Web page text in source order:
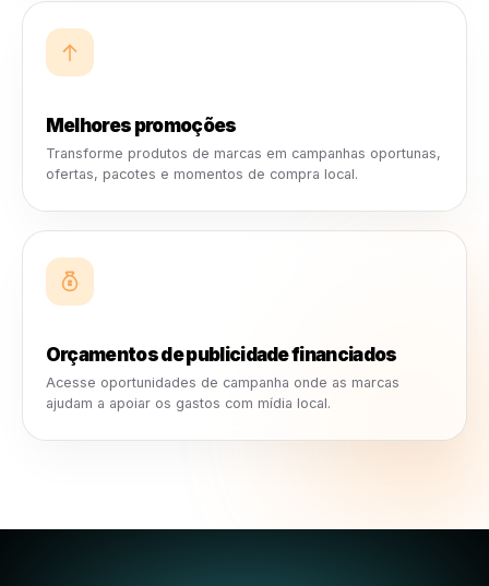
aderir, criativos para usar e anúncios que são lançados
diretamente pelos seus próprios canais sociais.
O Que os Negócios Realmente Recebem
Mais do que uma campanha.
vantagem de marketing local
forte.
criativos prontos, suporte de marca, promoções mais